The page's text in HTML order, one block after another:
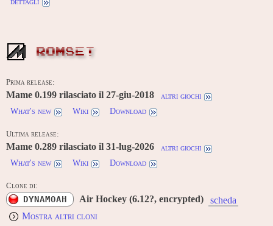
ROMSET
Prima release:
Mame 0.199 rilasciato il 27-giu-2018
altri giochi
What's new
Wiki Download
Ultima release:
Mame 0.289 rilasciato il 31-lug-2026
altri giochi
What's new
Wiki Download
Clone di:
DYNAMOAH Air Hockey (6.12?, encrypted)
scheda
Mostra altri cloni